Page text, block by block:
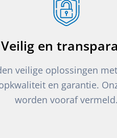
Veilig en
veilige oplossingen
en garantie.
worden vooraf vermeld.